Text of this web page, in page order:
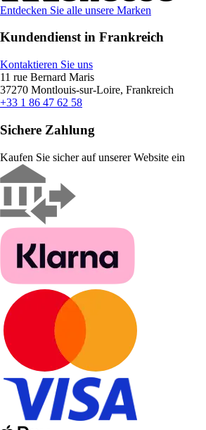
Entdecken Sie alle unsere Marken
Kundendienst in Frankreich
Kontaktieren Sie uns
11 rue Bernard Maris
37270 Montlouis-sur-Loire, Frankreich
+33 1 86 47 62 58
Sichere Zahlung
Kaufen Sie sicher auf unserer Website ein